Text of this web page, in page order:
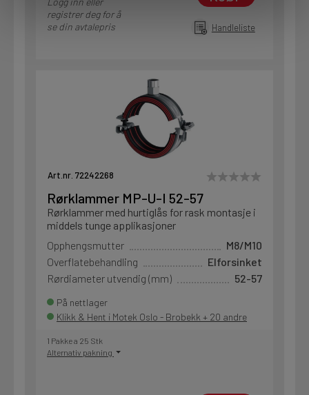
registrer deg for å
se din avtalepris
Handleliste
Art.nr. 72242268
Rørklammer MP-U-I 52-57
Rørklammer med hurtiglås for rask montasje i
middels tunge applikasjoner
Opphengsmutter
M8/M10
Overflatebehandling
Elforsinket
Rørdiameter utvendig (mm)
52-57
På nettlager
Klikk & Hent i Motek Oslo - Brobekk + 20 andre
1 Pakke a 25 Stk
Alternativ pakning